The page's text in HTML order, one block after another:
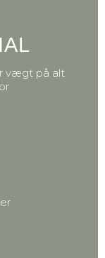
vægt på alt